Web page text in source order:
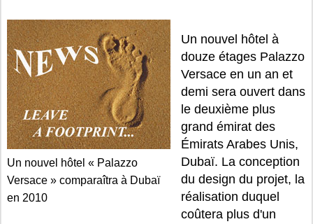
Un nouvel hôtel « Palazzo
Versace » comparaîtra à Dubaï
en 2010
Un nouvel hôtel à
douze étages Palazzo
Versace en un an et
demi sera ouvert dans
le deuxième plus
grand émirat des
Émirats Arabes Unis,
Dubaï. La conception
du design du projet, la
réalisation duquel
coûtera plus d'un